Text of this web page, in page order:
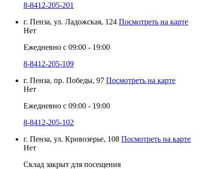
8-8412-205-201
г. Пенза, ул. Ладожская, 124 Посмотреть на карте
Нет
Ежедневно с 09:00 - 19:00
8-8412-205-109
г. Пенза, пр. Победы, 97 Посмотреть на карте
Нет
Ежедневно с 09:00 - 19:00
8-8412-205-102
г. Пенза, ул. Кривозерье, 108 Посмотреть на карте
Нет
Склад закрыт для посещения